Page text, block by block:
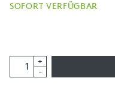
SOFORT VERFÜGBAR
+
-